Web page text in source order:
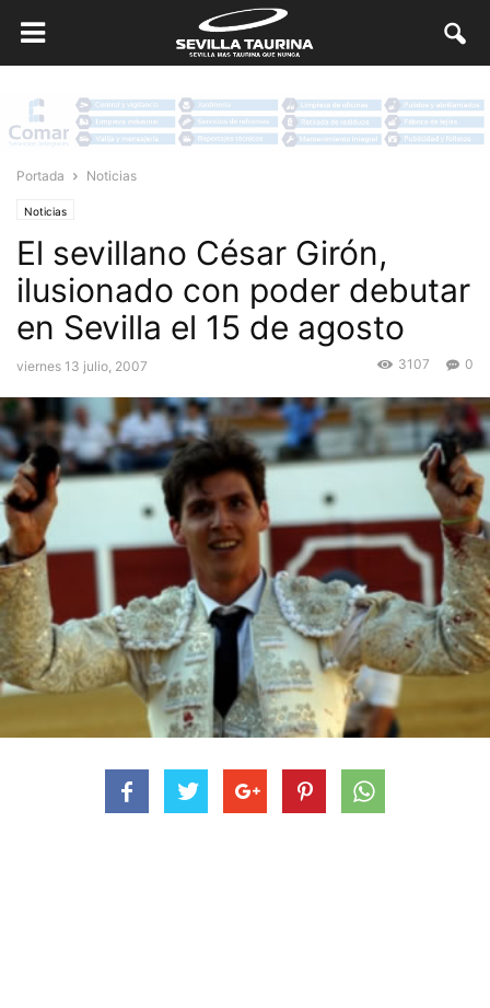
Portada Noticias
Noticias
El sevillano César Girón,
ilusionado con poder debutar
en Sevilla el 15 de agosto
viernes 13 julio, 2007 0
3107